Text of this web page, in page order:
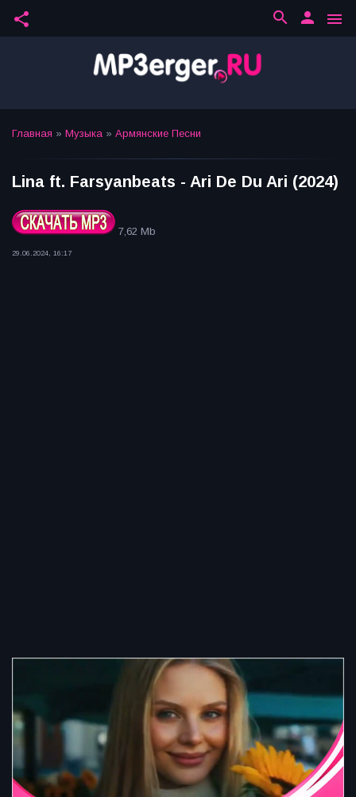
share menu
person
search
Главная » Музыка » Армянские Песни
Lina ft. Farsyanbeats - Ari De Du Ari (2024)
7,62 Mb
29.06.2024, 16:17